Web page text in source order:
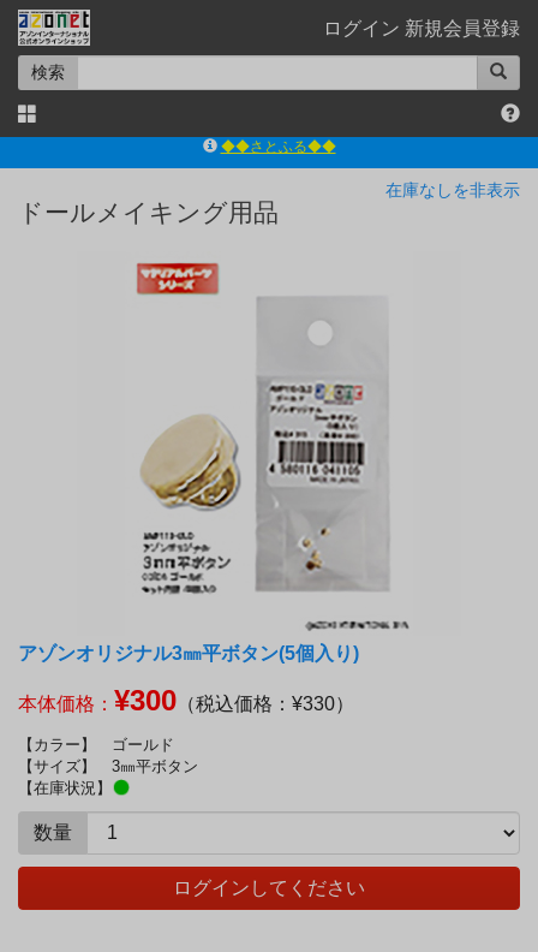
ログイン 新規会員登録
検索
ｱｿﾞﾝﾚｰﾍﾞﾙｼｮｯﾌﾟ楽天市場店
ｱｿﾞﾝｵﾝﾗｲﾝｼｮｯﾌﾟX
◆◆さとふる◆◆
在庫なしを非表示
ドールメイキング用品
アゾンオリジナル3㎜平ボタン(5個入り)
本体価格： ¥300 （税込価格：¥330）
【カラー】
ゴールド
【サイズ】
3㎜平ボタン
【在庫状況】
数量
ログインしてください